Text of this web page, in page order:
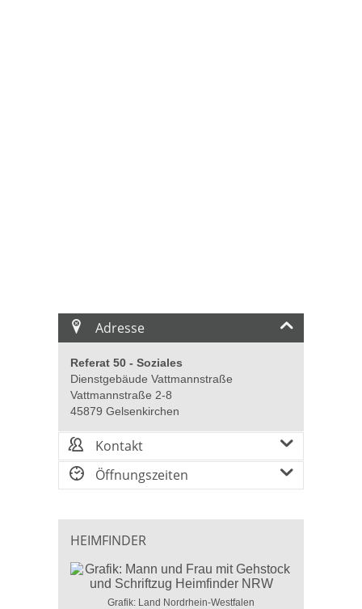
Adresse
Referat 50 - Soziales
Dienstgebäude Vattmannstraße
Vattmannstraße 2-8
45879 Gelsenkirchen
Kontakt
Öffnungszeiten
HEIMFINDER
Grafik: Land Nordrhein-Westfalen